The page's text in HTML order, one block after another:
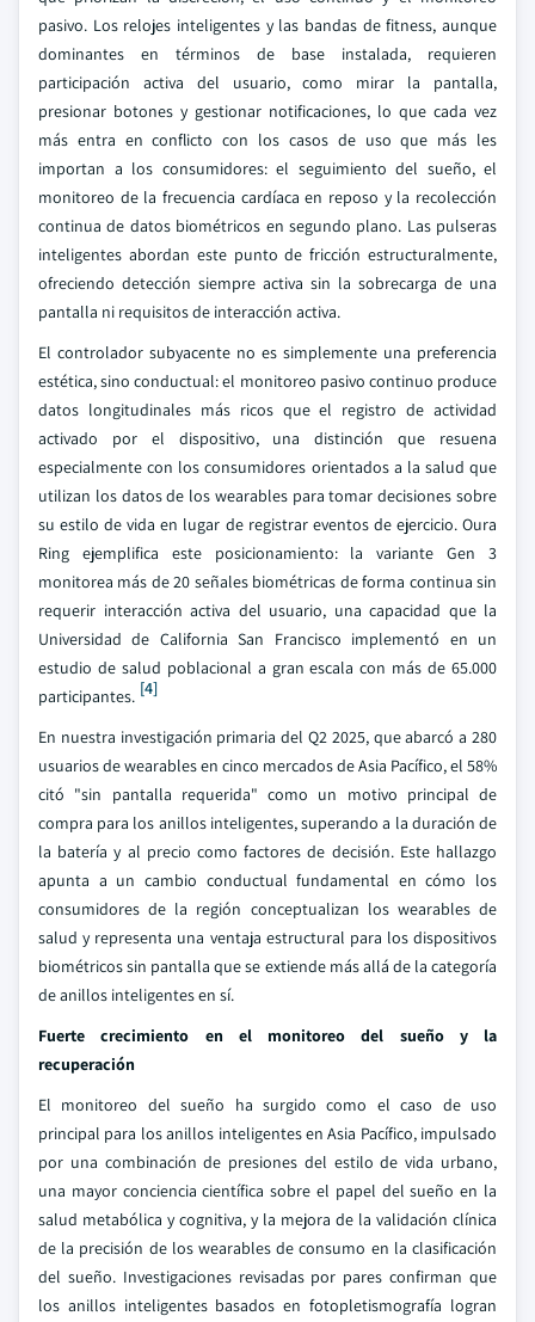
pasivo. Los relojes inteligentes y las bandas de fitness, aunque
dominantes en términos de base instalada, requieren
participación activa del usuario, como mirar la pantalla,
presionar botones y gestionar notificaciones, lo que cada vez
más entra en conflicto con los casos de uso que más les
importan a los consumidores: el seguimiento del sueño, el
monitoreo de la frecuencia cardíaca en reposo y la recolección
continua de datos biométricos en segundo plano. Las pulseras
inteligentes abordan este punto de fricción estructuralmente,
ofreciendo detección siempre activa sin la sobrecarga de una
pantalla ni requisitos de interacción activa.
El controlador subyacente no es simplemente una preferencia
estética, sino conductual: el monitoreo pasivo continuo produce
datos longitudinales más ricos que el registro de actividad
activado por el dispositivo, una distinción que resuena
especialmente con los consumidores orientados a la salud que
utilizan los datos de los wearables para tomar decisiones sobre
su estilo de vida en lugar de registrar eventos de ejercicio. Oura
Ring ejemplifica este posicionamiento: la variante Gen 3
monitorea más de 20 señales biométricas de forma continua sin
requerir interacción activa del usuario, una capacidad que la
Universidad de California San Francisco implementó en un
estudio de salud poblacional a gran escala con más de 65.000
participantes. [4]
En nuestra investigación primaria del Q2 2025, que abarcó a 280
usuarios de wearables en cinco mercados de Asia Pacífico, el 58%
citó "sin pantalla requerida" como un motivo principal de
compra para los anillos inteligentes, superando a la duración de
la batería y al precio como factores de decisión. Este hallazgo
apunta a un cambio conductual fundamental en cómo los
consumidores de la región conceptualizan los wearables de
salud y representa una ventaja estructural para los dispositivos
biométricos sin pantalla que se extiende más allá de la categoría
de anillos inteligentes en sí.
Fuerte crecimiento en el monitoreo del sueño y la
recuperación
El monitoreo del sueño ha surgido como el caso de uso
principal para los anillos inteligentes en Asia Pacífico, impulsado
por una combinación de presiones del estilo de vida urbano,
una mayor conciencia científica sobre el papel del sueño en la
salud metabólica y cognitiva, y la mejora de la validación clínica
de la precisión de los wearables de consumo en la clasificación
del sueño. Investigaciones revisadas por pares confirman que
los anillos inteligentes basados en fotopletismografía logran